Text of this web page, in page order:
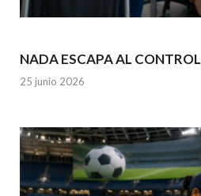
NADA ESCAPA AL CONTROL
25 junio 2026